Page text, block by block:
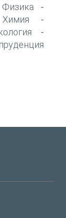
Физика -
Химия -
-